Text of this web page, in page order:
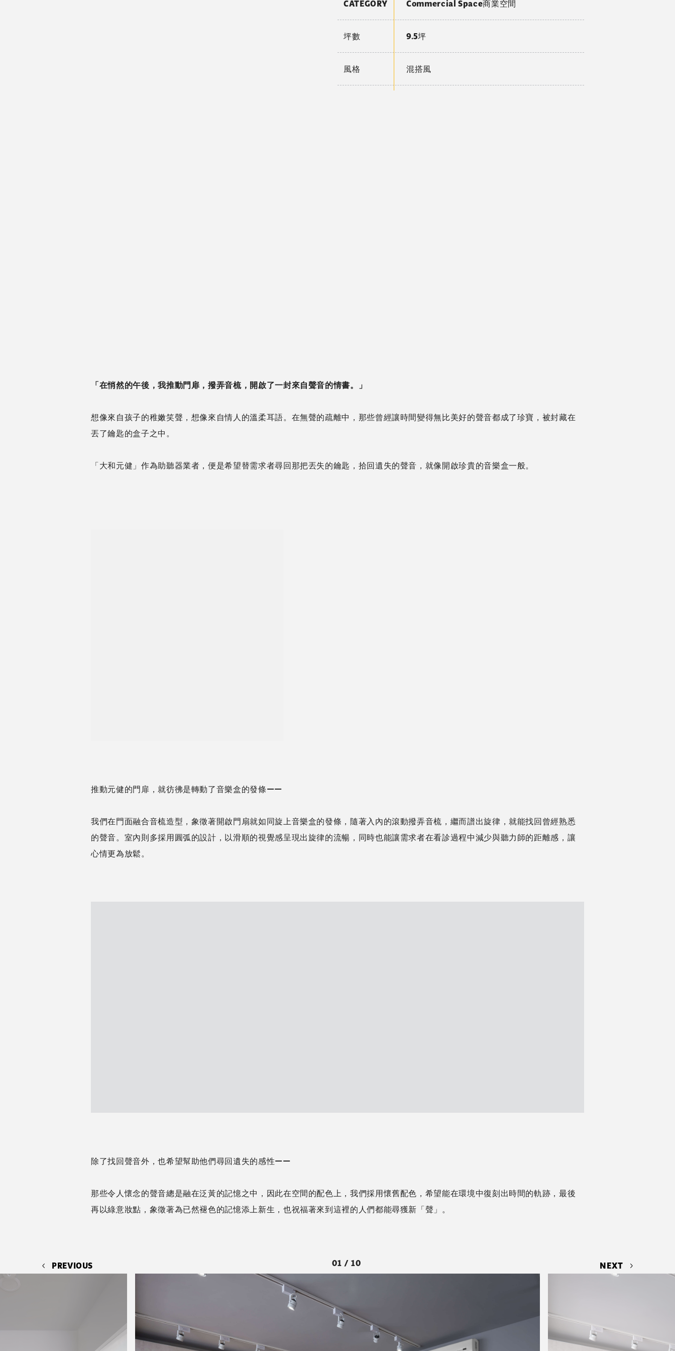
CATEGORY Commercial Space商業空間
坪數 9.5坪
風格 混搭風
「在悄然的午後，我推動門扉，撥弄音梳，開啟了一封來自聲音的情書。」
想像來自孩子的稚嫩笑聲，想像來自情人的溫柔耳語。在無聲的疏離中，那些曾經讓時間變得無比美好的聲音都成了珍寶，被封藏在
丟了鑰匙的盒子之中。
「大和元健」作為助聽器業者，便是希望替需求者尋回那把丟失的鑰匙，拾回遺失的聲音，就像開啟珍貴的音樂盒一般。
推動元健的門扉，就彷彿是轉動了音樂盒的發條——
我們在門面融合音梳造型，象徵著開啟門扇就如同旋上音樂盒的發條，隨著入內的滾動撥弄音梳，繼而譜出旋律，就能找回曾經熟悉
的聲音。室內則多採用圓弧的設計，以滑順的視覺感呈現出旋律的流暢，同時也能讓需求者在看診過程中減少與聽力師的距離感，讓
心情更為放鬆。
除了找回聲音外，也希望幫助他們尋回遺失的感性——
那些令人懷念的聲音總是融在泛黃的記憶之中，因此在空間的配色上，我們採用懷舊配色，希望能在環境中復刻出時間的軌跡，最後
再以綠意妝點，象徵著為已然褪色的記憶添上新生，也祝福著來到這裡的人們都能尋獲新「聲」。
PREVIOUS 01 / 10 NEXT